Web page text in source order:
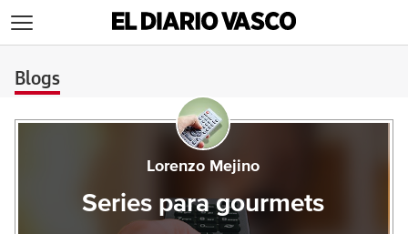
Blogs
Lorenzo Mejino
Series para gourmets